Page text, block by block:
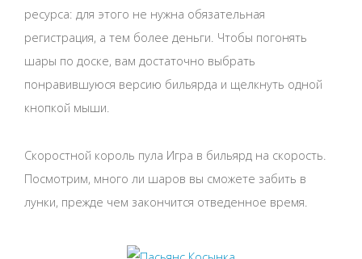
ресурса: для этого не нужна обязательная
регистрация, а тем более деньги. Чтобы погонять
шары по доске, вам достаточно выбрать
понравившуюся версию бильярда и щелкнуть одной
кнопкой мыши.
Скоростной король пула Игра в бильярд на скорость.
Посмотрим, много ли шаров вы сможете забить в
лунки, прежде чем закончится отведенное время.